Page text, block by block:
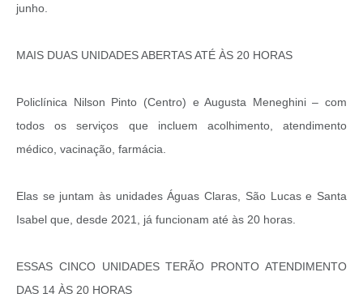
junho.
MAIS DUAS UNIDADES ABERTAS ATÉ ÀS 20 HORAS
Policlínica Nilson Pinto (Centro) e Augusta Meneghini – com
todos os serviços que incluem acolhimento, atendimento
médico, vacinação, farmácia.
Elas se juntam às unidades Águas Claras, São Lucas e Santa
Isabel que, desde 2021, já funcionam até às 20 horas.
ESSAS CINCO UNIDADES TERÃO PRONTO ATENDIMENTO
DAS 14 ÀS 20 HORAS